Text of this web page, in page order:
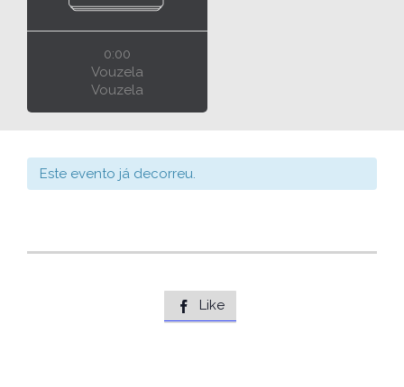
0:00
Vouzela
Vouzela
Este evento já decorreu.
 Like